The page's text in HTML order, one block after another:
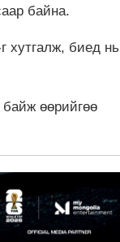
байна.
хутгалж, биед нь
байж өөрийгөө